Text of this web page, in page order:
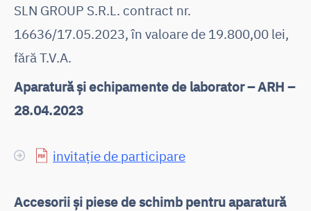
SLN GROUP S.R.L. contract nr.
16636/17.05.2023, în valoare de 19.800,00 lei,
fără T.V.A.
Aparatură și echipamente de laborator – ARH –
28.04.2023
invitație de participare
Accesorii și piese de schimb pentru aparatură